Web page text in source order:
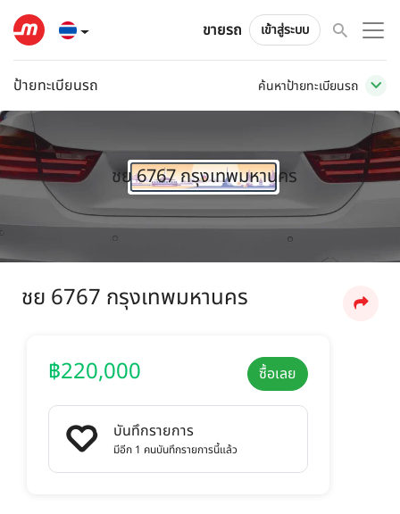
ขายรถ เข้าสู่ระบบ
ป้ายทะเบียนรถ ค้นหาป้ายทะเบียนรถ
ชย 6767 กรุงเทพมหานคร
ชย 6767 กรุงเทพมหานคร
฿220,000 ซื้อเลย
บันทึกรายการ
มีอีก 1 คนบันทึกรายการนี้แล้ว